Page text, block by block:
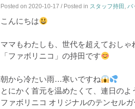
Posted on 2020-10-17 / Posted in スタッフ持田 , バ
こんにちは
ママもわたしも、世代を超えておし
「ファボリニコ」の持田です
朝から冷たい雨…寒いですね
とにかく首元を温めたくて、連日のよ
ファボリニコ オリジナルのテンセル